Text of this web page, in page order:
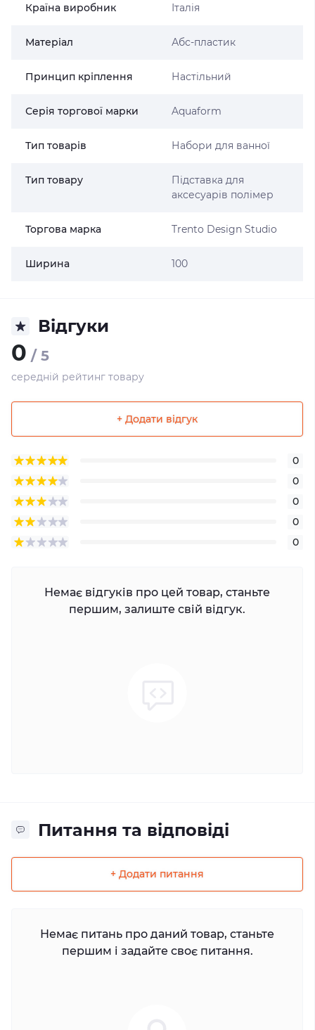
Країна виробник Італія
Матеріал Абс-пластик
Принцип кріплення Настільний
Серія торгової марки Aquaform
Тип товарів Набори для ванної
Тип товару
Підставка для
аксесуарів полімер
Торгова марка Trento Design Studio
Ширина 100
Відгуки
0 / 5
середній рейтинг товару
+ Додати відгук
0
0
0
0
0
Немає відгуків про цей товар, станьте
першим, залиште свій відгук.
Питання та відповіді
+ Додати питання
Немає питань про даний товар, станьте
першим і задайте своє питання.